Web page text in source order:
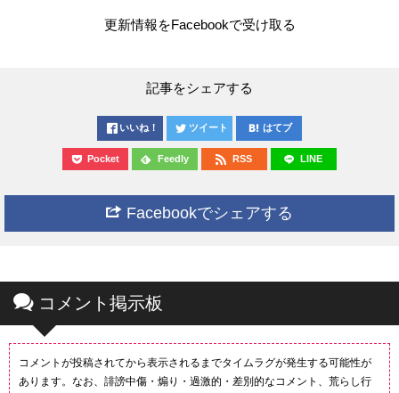
更新情報をFacebookで受け取る
記事をシェアする
いいね！ ツイート はてブ
Pocket Feedly RSS LINE
Facebookでシェアする
コメント掲示板
コメントが投稿されてから表示されるまでタイムラグが発生する可能性が
あります。なお、誹謗中傷・煽り・過激的・差別的なコメント、荒らし行